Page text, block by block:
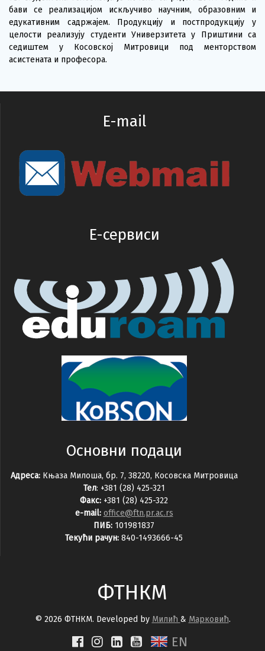
бави се реализацијом искључиво научним, образовним и
едукативним садржајем. Продукцију и постпродукцију у
целости реализују студенти Универзитета у Приштини са
седиштем у Косовској Митровици под менторством
асистената и професора.
E-mail
E-сервиси
Основни подаци
Адреса: Књаза Милоша, бр. 7, 38220, Косовска Митровица
Тел: +381 (28) 425-321
Факс: +381 (28) 425-322
e-mail: office@ftn.pr.ac.rs
ПИБ: 101981837
Текући рачун: 840-1493666-45
ФТНКМ
© 2026 ФТНКМ. Developed by Милић & Марковић.
EN